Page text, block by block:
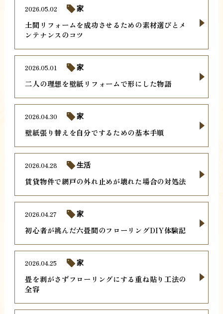
土間リフォームを成功させるための素材選びとメ
ンテナンスのコツ
2026.05.02 家
二人の理想を壁紙リフォームで形にした物語
2026.05.01 家
壁紙張り替えを自分でするための基本手順
2026.04.30 家
賃貸物件で網戸の外れ止めが壊れた場合の対処法
2026.04.28 生活
初心者が挑んだ六畳間のフローリングDIY体験記
2026.04.27 家
畳を剥がさずフローリングにする重ね貼り工法の
全容
2026.04.25 家